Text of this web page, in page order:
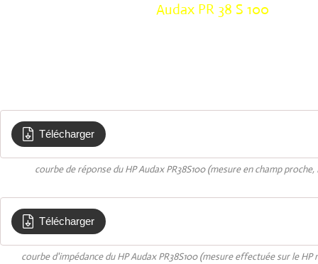
Audax PR 38 S 100
Télécharger
courbe de réponse du HP Audax PR38S100 (mesure en champ proche,
Télécharger
courbe d'impédance du HP Audax PR38S100 (mesure effectuée sur le HP